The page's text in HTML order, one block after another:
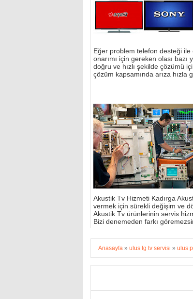
Eğer problem telefon desteği ile
onarımı için gereken olası
doğru ve hızlı şekilde çözümü
çözüm kapsamında arıza hızla
Akustik Tv Hizmeti Kadırga
vermek için sürekli değişim ve
Akustik Tv ürünlerinin servis
Bizi denemeden farkı
Anasayfa » ulus lg tv servisi » ulus